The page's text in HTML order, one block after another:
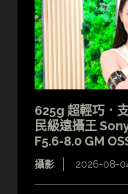
625g 超輕巧．
民級遠攝王
F5.6-8.0 GM
攝影 2026-08-